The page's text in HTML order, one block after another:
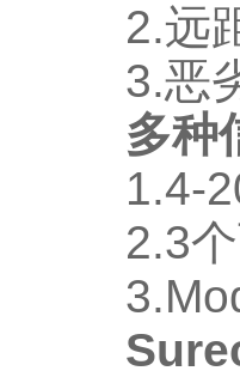
2.远
3.恶
多种
1.4-
2.3